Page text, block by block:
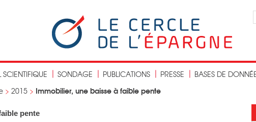
SONDAGE PUBLICATIONS PRESSE
BASES DE
> 2015 > Immobilier, une baisse à faible pente
pente